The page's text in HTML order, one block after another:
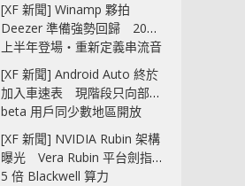
[XF 新聞] Winamp 夥拍
Deezer 準備強勢回歸 2027
上半年登場‧重新定義串流音
樂播放器
[XF 新聞] Android Auto 終於
加入車速表 現階段只向部分
beta 用戶同少數地區開放
[XF 新聞] NVIDIA Rubin 架構
曝光 Vera Rubin 平台劍指
5 倍 Blackwell 算力